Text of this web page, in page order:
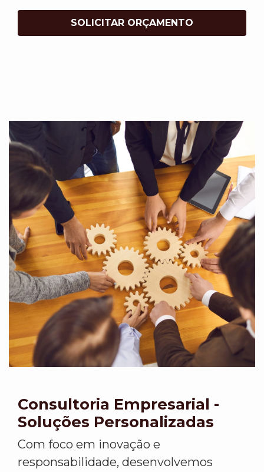
SOLICITAR ORÇAMENTO
Consultoria Empresarial -
Soluções Personalizadas
Com foco em inovação e
responsabilidade, desenvolvemos